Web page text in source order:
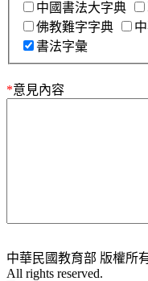
中國書法大字典
佛教難字字典
書法字彙
*意見內容
中華民國教育部 版權所
All rights reserved.